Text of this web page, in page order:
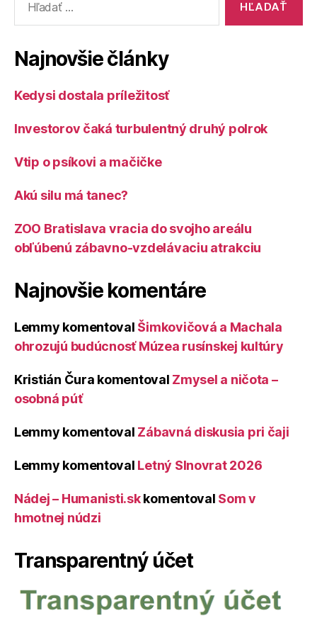
Najnovšie články
Kedysi dostala príležitosť
Investorov čaká turbulentný druhý polrok
Vtip o psíkovi a mačičke
Akú silu má tanec?
ZOO Bratislava vracia do svojho areálu
obľúbenú zábavno-vzdelávaciu atrakciu
Najnovšie komentáre
Lemmy komentoval Šimkovičová a Machala
ohrozujú budúcnosť Múzea rusínskej kultúry
Kristián Čura komentoval Zmysel a ničota –
osobná púť
Lemmy komentoval Zábavná diskusia pri čaji
Lemmy komentoval Letný Slnovrat 2026
Nádej – Humanisti.skkomentoval Som v
hmotnej núdzi
Transparentný účet